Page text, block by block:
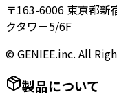
〒163-6006 東京都新
クタワー5/6F
© GENIEE.inc. All
製品について